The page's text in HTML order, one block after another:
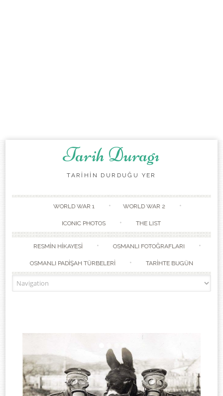
Tarih Duragı
TARİHİN DURDUĞU YER
WORLD WAR 1 WORLD WAR 2
ICONIC PHOTOS THE LIST
RESMİN HİKAYESİ OSMANLI FOTOĞRAFLARI
OSMANLI PADİŞAH TÜRBELERİ TARİHTE BUGÜN